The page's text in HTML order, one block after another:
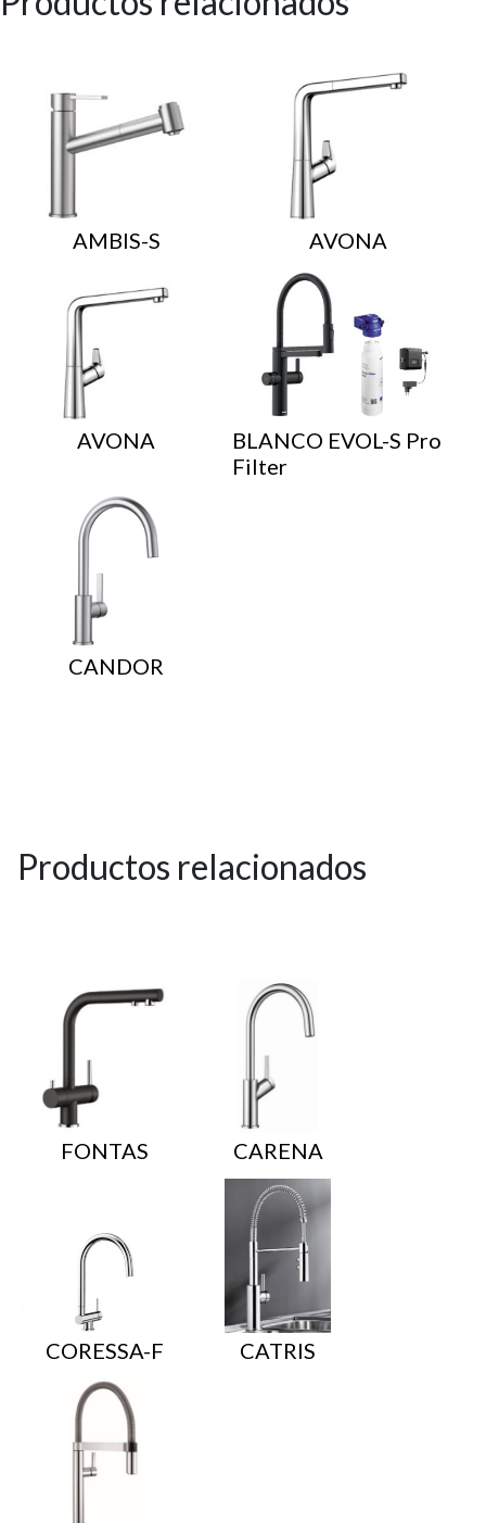
AMBIS-S AVONA
AVONA
BLANCO EVOL-S Pro
Filter
CANDOR
Productos relacionados
FONTAS CARENA
CORESSA-F CATRIS